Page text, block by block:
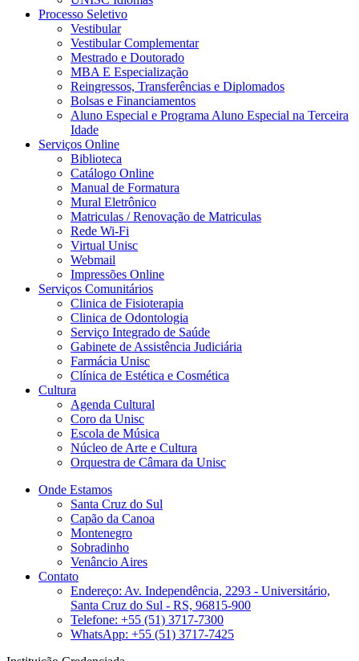
Processo Seletivo
Vestibular
Vestibular Complementar
Mestrado e Doutorado
MBA E Especialização
Reingressos, Transferências e Diplomados
Bolsas e Financiamentos
Aluno Especial e Programa Aluno Especial na Terceira
Idade
Serviços Online
Biblioteca
Catálogo Online
Manual de Formatura
Mural Eletrônico
Matriculas / Renovação de Matriculas
Rede Wi-Fi
Virtual Unisc
Webmail
Impressões Online
Serviços Comunitários
Clinica de Fisioterapia
Clinica de Odontologia
Serviço Integrado de Saúde
Gabinete de Assistência Judiciária
Farmácia Unisc
Clínica de Estética e Cosmética
Cultura
Agenda Cultural
Coro da Unisc
Escola de Música
Núcleo de Arte e Cultura
Orquestra de Câmara da Unisc
Onde Estamos
Santa Cruz do Sul
Capão da Canoa
Montenegro
Sobradinho
Venâncio Aires
Contato
Endereço: Av. Independência, 2293 - Universitário,
Santa Cruz do Sul - RS, 96815-900
Telefone: +55 (51) 3717-7300
WhatsApp: +55 (51) 3717-7425